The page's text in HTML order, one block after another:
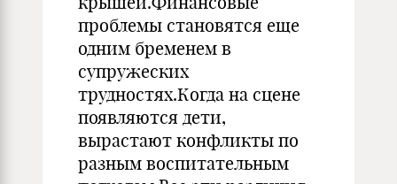
проблемы становятся еще
одним бременем в
супружеских
трудностях.Когда на сцене
появляются дети,
вырастают конфликты по
разным воспитательным